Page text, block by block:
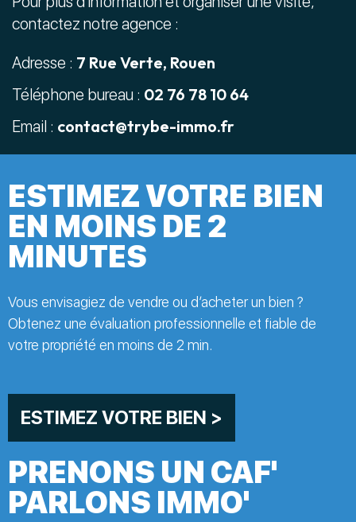
contactez notre agence :
Adresse : 7 Rue Verte, Rouen
Téléphone bureau : 02 76 78 10 64
Email : contact@trybe-immo.fr
PRENONS UN CAF'
PARLONS IMMO'
ESTIMEZ VOTRE BIEN
EN MOINS DE 2
MINUTES
Vous envisagiez de vendre ou d’acheter un bien ?
Obtenez une évaluation professionnelle et fiable de
votre propriété en moins de 2 min.
ESTIMEZ VOTRE BIEN >